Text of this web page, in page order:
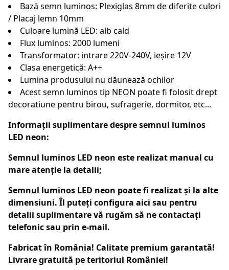
Bază semn luminos: Plexiglas 8mm de diferite culori
/ Placaj lemn 10mm
Culoare lumină LED: alb cald
Flux luminos: 2000 lumeni
Transformator: intrare 220V-240V, ieșire 12V
Clasa energetică: A++
Lumina produsului nu dăunează ochilor
Acest semn luminos tip NEON poate fi folosit drept
decoratiune pentru birou, sufragerie, dormitor, etc...
Informații suplimentare despre semnul luminos
LED neon:
Semnul luminos LED neon este realizat manual cu
mare atenție la detalii;
Semnul luminos LED neon poate fi realizat și la alte
dimensiuni. Îl puteți configura aici sau pentru
detalii suplimentare vă rugăm să ne contactați
telefonic sau prin e-mail.
Fabricat în România! Calitate premium garantată!
Livrare gratuită pe teritoriul României!